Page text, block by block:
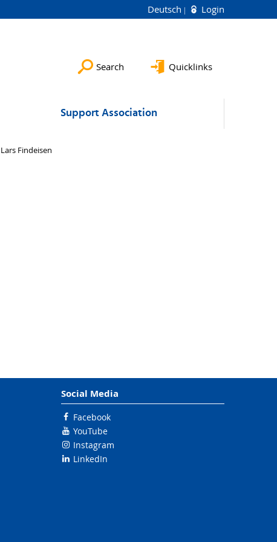
Deutsch Login
Search Quicklinks
Support Association
Findeisen
Social Media
Facebook
YouTube
Instagram
LinkedIn